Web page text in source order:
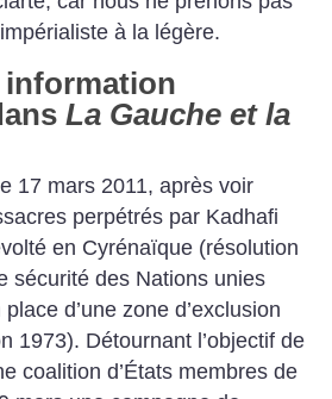
à la légère.
information
La Gauche et la
17 mars 2011, après voir
perpétrés par Kadhafi
en Cyrénaïque (résolution
sécurité des Nations unies
d’une zone d’exclusion
1973). Détournant l’objectif de
coalition d’États membres de